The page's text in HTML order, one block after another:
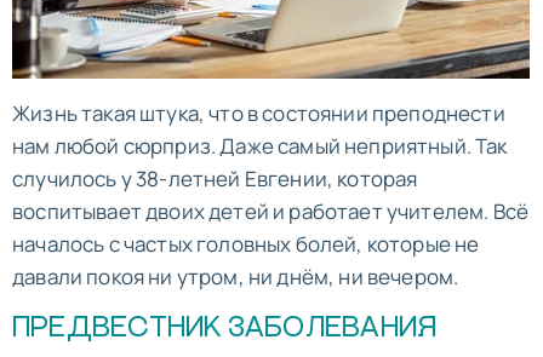
Жизнь такая штука, что в состоянии преподнести
нам любой сюрприз. Даже самый неприятный. Так
случилось у 38-летней Евгении, которая
воспитывает двоих детей и работает учителем. Всё
началось с частых головных болей, которые не
давали покоя ни утром, ни днём, ни вечером.
ПРЕДВЕСТНИК ЗАБОЛЕВАНИЯ